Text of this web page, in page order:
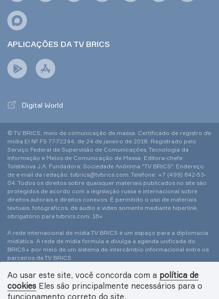
APLICAÇÕES DA TV BRICS
Digital World
© TV BRICS, meio de comunicação de massa. Certificado de registro de
mídia El № FS 77-72244, de 24 de janeiro de 2018. Registrado pelo
Serviço Federal de Supervisão de Comunicações, Tecnologia da
Informação e Meios de Comunicação de Massa. Editora-chefe:
Tolstikova J.A. Fundadora: Sociedade Anônima "TV BRICS". Endereço
de e-mail da redação: tvbrics@tvbrics.com. Telefone: +7 (499) 642-53-
04. Todos os direitos sobre quaisquer materiais publicados no site são
protegidos de acordo com a legislação russa e internacional sobre
direitos autorais e direitos conexos. É permitido o uso de materiais
textuais, fotográficos, de áudio e vídeo somente mediante hiperlink
obrigatório para tvbrics.com. 16+
A rede internacional de mídia TV BRICS é um espaço para a diplomacia
midiática. A rede de mídia formula e divulga a agenda unificada do
BRICS+ por meio de um sistema de intercâmbio informacional entre os
parceiros da TV BRICS.
© 2026 TV BRICS
Política de Tratamento de Dados Pessoais
Ao usar este site, você concorda com a política de
cookies Eles são principalmente necessários para o
funcionamento correto do site.